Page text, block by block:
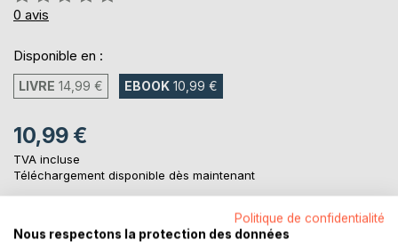
0%
0 avis
Disponible en :
LIVRE 14,99 € EBOOK 10,99 €
10,99 €
TVA incluse
Téléchargement disponible dès maintenant
AJOUTER AU PANIER
Politique de confidentialité
Nous respectons la protection des données